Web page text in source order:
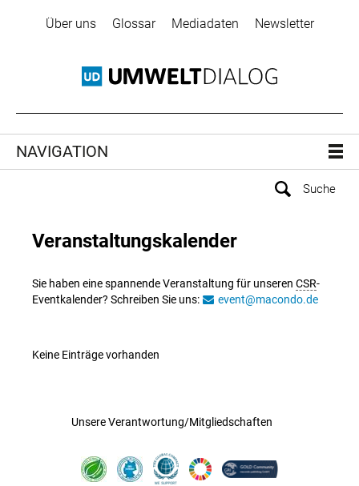
Über uns Glossar Mediadaten Newsletter
NAVIGATION
Veranstaltungskalender
Sie haben eine spannende Veranstaltung für unseren CSR-
Eventkalender? Schreiben Sie uns:
event@macondo.de
Keine Einträge vorhanden
Unsere Verantwortung/Mitgliedschaften